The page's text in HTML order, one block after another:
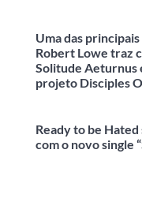
Uma das
Robert Lowe traz
Solitude Aeturnus
projeto Disciples
Ready to be
com o novo single